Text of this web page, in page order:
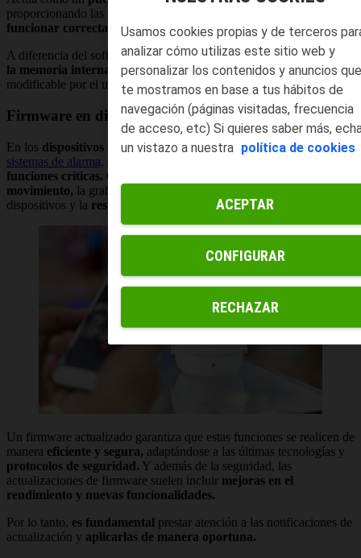
proporcionando las instrucciones básicas que permiten al dispositivo
funcionar correctamente.
A diferencia del software de aplicación, el firmware se almacenaen
la memoria interna del dispositivoy no suele ser accesible o
modificable por el usuario final.
Firmware en dispositivos de seguridad
En los dispositivos de seguridad , como cámaras de vigilancia y
sistemas de alarma,
funciones críticas. Controla aspectos como la
movimiento, la grabación de video, la comunicación con otros
dispositivos y la respuesta a eventos de seguridad.
Un firmware actualizado garantiza que estas funciones se realicen de
manera eficiente y segura, adaptándose a las últimas tecnologías y
protocolos de seguridad. Y además de la seguridad, las
actualizaciones de firmware suelen incluir mejoras en el
rendimiento y nuevas funcionalidades.
Por lo tanto, es fundamental prestar atención a las notificaciones de
actualización y aplicarlas de manera oportuna.
Usamos cookies propias y de terceros
analizar cómo utilizas este sitio web y
personalizar los contenidos y anuncios que
te mostramos en base a tus hábitos de
navegación (páginas visitadas, frecuencia
de acceso, etc) Si quieres saber más,
un vistazo a nuestra política de cookies
CONFIGURAR
RECHAZAR
ACEPTAR